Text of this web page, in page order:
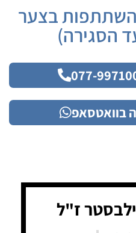
בצער
הסגירה)
בוואטסאפ
ז"ל